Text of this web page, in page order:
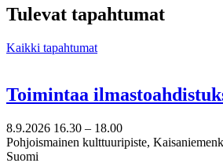
välilehteen
Tulevat tapahtumat
Kaikki tapahtumat
Toimintaa
8.9.2026 16.30 – 18.00
Pohjoismainen kulttuuripiste,
Suomi